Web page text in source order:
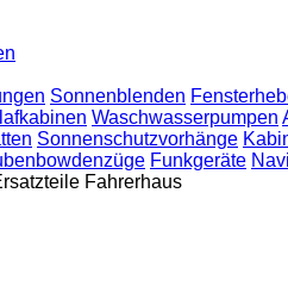
Sonnenblenden
Waschwasserpumpen
Sonnenschutzvorhänge
Funkgeräte
Fahrerhaus